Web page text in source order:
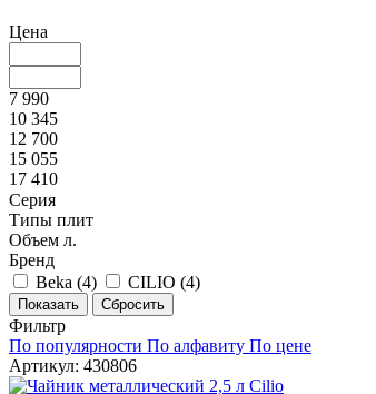
Цена
7 990
10 345
12 700
15 055
17 410
Серия
Типы плит
Объем л.
Бренд
Beka (4) CILIO (4)
Фильтр
По популярности По алфавиту По цене
Артикул: 430806